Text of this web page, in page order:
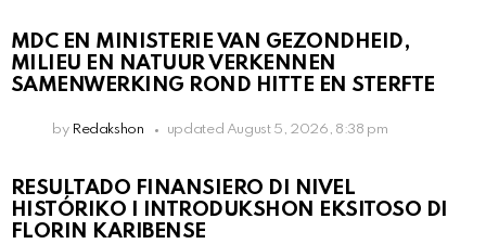
MDC EN MINISTERIE VAN GEZONDHEID,
MILIEU EN NATUUR VERKENNEN
SAMENWERKING ROND HITTE EN STERFTE
by Redakshon updated August 5, 2026, 8:38 pm
RESULTADO FINANSIERO DI NIVEL
HISTÓRIKO I INTRODUKSHON EKSITOSO DI
FLORIN KARIBENSE